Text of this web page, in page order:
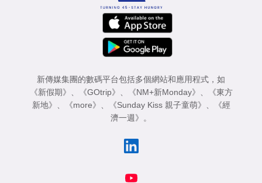
新傳媒集團的數碼平台包括多個網站和應用程式，如
《新假期》
《GOtrip》 《NM+新Monday》
《東方
新地》
《more》 《Sunday Kiss 親子童萌》
《經
濟一週》
。